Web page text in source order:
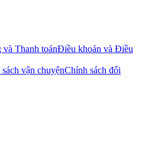
và Thanh toánĐiều khoản và Điều
vận chuyệnChính sách đổi